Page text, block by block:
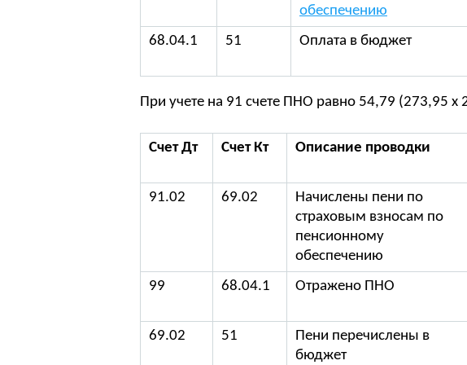
обеспечению
68.04.1 51 Оплата в бюджет
При учете на 91 счете ПНО равно 54,79 (273,95 х
Счет Дт Счет Кт Описание проводки
91.02
69.02
Начислены пени по
страховым взносам по
пенсионному
обеспечению
99 68.04.1 Отражено ПНО
69.02
51
Пени перечислены в
бюджет